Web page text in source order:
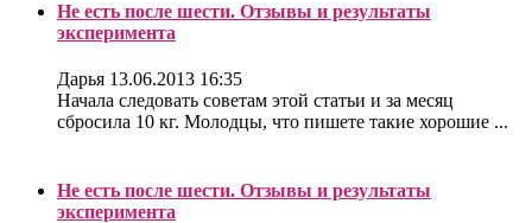
Не есть после шести. Отзывы и результаты
эксперимента
Дарья 13.06.2013 16:35
Начала следовать советам этой статьи и за месяц
сбросила 10 кг. Молодцы, что пишете такие хорошие ...
Не есть после шести. Отзывы и результаты
эксперимента